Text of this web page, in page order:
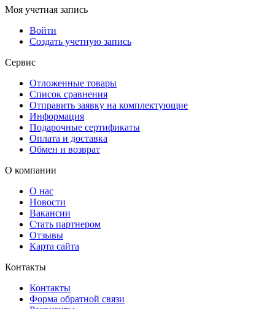
Моя учетная запись
Войти
Создать учетную запись
Сервис
Отложенные товары
Список сравнения
Отправить заявку на комплектующие
Информация
Подарочные сертификаты
Оплата и доставка
Обмен и возврат
О компании
О нас
Новости
Вакансии
Стать партнером
Отзывы
Карта сайта
Контакты
Контакты
Форма обратной связи